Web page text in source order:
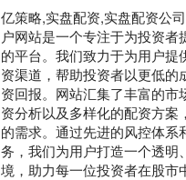
亿策略,实盘配资,实盘配资公
户网站是一个专注于为投资者
的平台。我们致力于为用户提
资渠道，帮助投资者以更低的
资回报。网站汇集了丰富的市
资分析以及多样化的配资方案
的需求。通过先进的风控体系
务，我们为用户打造一个透明
境，助力每一位投资者在股市